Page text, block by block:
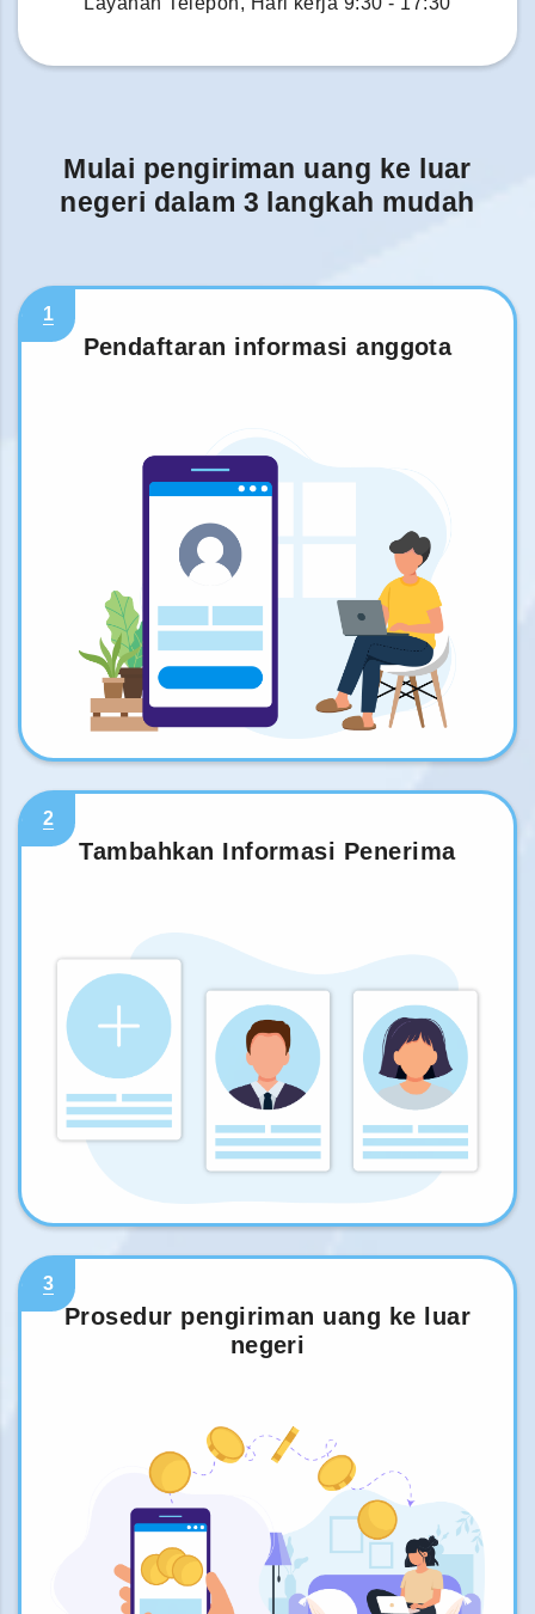
Mulai pengiriman uang ke luar
negeri dalam 3 langkah mudah
1
Pendaftaran informasi anggota
2
Tambahkan Informasi Penerima
3
Prosedur pengiriman uang ke luar
negeri